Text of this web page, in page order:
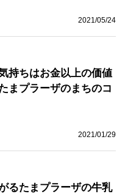
2021/05/24
持ちはお金以上の価値
まプラーザのまちのコ
2021/01/29
るたまプラーザの牛乳